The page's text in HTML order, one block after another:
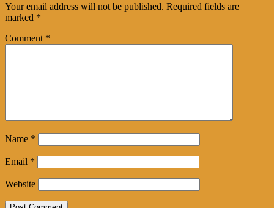
Your email address will not be published. Required fields are
marked *
Comment *
Name *
Email *
Website